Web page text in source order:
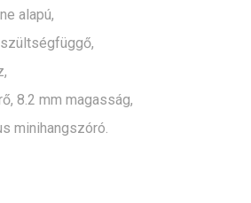
alapú,
8.2 mm magasság,
minihangszóró.